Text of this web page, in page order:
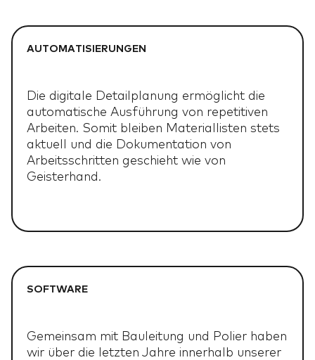
AUTOMATISIERUNGEN
Die digitale Detailplanung ermöglicht die
automatische Ausführung von repetitiven
Arbeiten. Somit bleiben Materiallisten stets
aktuell und die Dokumentation von
Arbeitsschritten geschieht wie von
Geisterhand.
SOFTWARE
Gemeinsam mit Bauleitung und Polier haben
wir über die letzten Jahre innerhalb unserer